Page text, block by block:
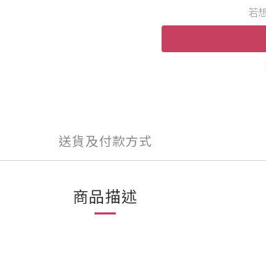
若
送貨及付款方式
商品描述